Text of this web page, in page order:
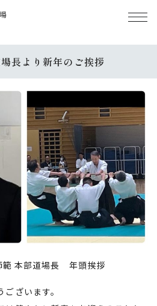
長より新年のご挨拶
本部道場長 年頭挨拶
ざいます。